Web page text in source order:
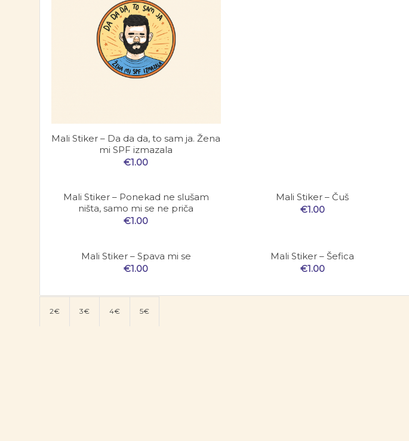
Mali Stiker – Da da da, to sam ja. Žena
mi SPF izmazala
€1.00
Mali Stiker – Ponekad ne slušam
ništa, samo mi se ne priča
€1.00
Mali Stiker – Čuš
€1.00
Mali Stiker – Spava mi se
€1.00
Mali Stiker – Šefica
€1.00
2€ 3€ 4€ 5€